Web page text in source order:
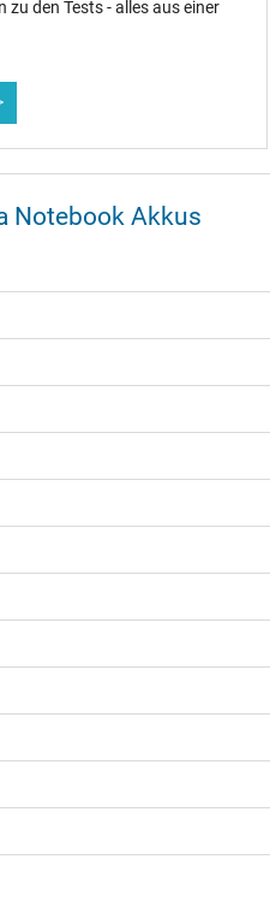
zu den Tests - alles aus einer
Notebook Akkus